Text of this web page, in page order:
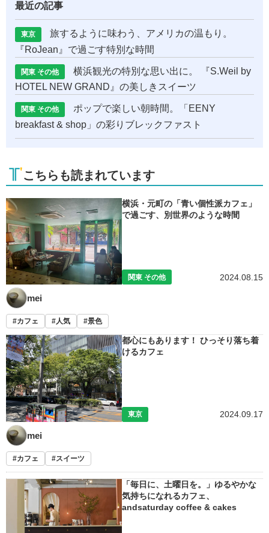
最近の記事
東京
旅するように味わう、アメリカの温もり。
『RoJean』で過ごす特別な時間
関東 その他
横浜観光の特別な思い出に。 『S.Weil by
HOTEL NEW GRAND』の美しきスイーツ
関東 その他
ポップで楽しい朝時間。「EENY
breakfast & shop」の彩りブレックファスト
こちらも読まれています
横浜・元町の「青い個性派カフェ」
で過ごす、別世界のような時間
関東 その他 2024.08.15
mei
カフェ 人気 景色
都心にもあります！ ひっそり落ち着
けるカフェ
東京 2024.09.17
mei
カフェ スイーツ
「毎日に、土曜日を。」ゆるやかな
気持ちになれるカフェ、
andsaturday coffee & cakes